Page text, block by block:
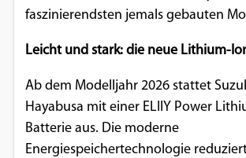
faszinierendsten jemals gebauten
Leicht und stark: die neue Lithium-
Ab dem Modelljahr 2026 stattet
Hayabusa mit einer ELIIY Power
Batterie aus. Die moderne
Energiespeichertechnologie
cookie_consent
Zweck:
Einverständnis-Optionen des
1 Jahr